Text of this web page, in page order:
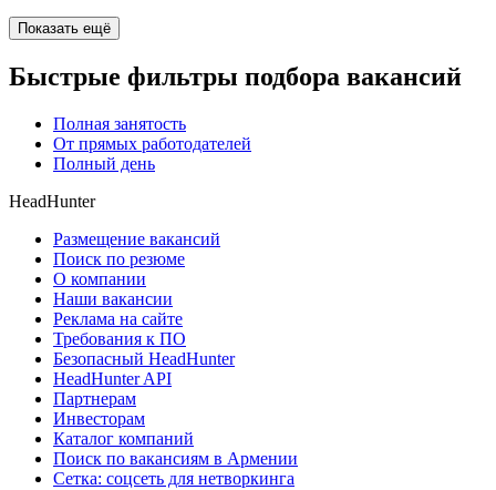
Показать ещё
Быстрые фильтры подбора вакансий
Полная занятость
От прямых работодателей
Полный день
HeadHunter
Размещение вакансий
Поиск по резюме
О компании
Наши вакансии
Реклама на сайте
Требования к ПО
Безопасный HeadHunter
HeadHunter API
Партнерам
Инвесторам
Каталог компаний
Поиск по вакансиям в Армении
Сетка: соцсеть для нетворкинга